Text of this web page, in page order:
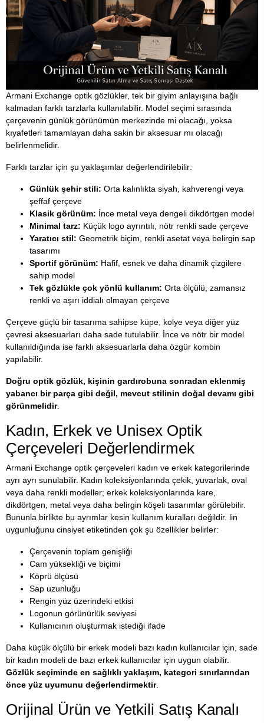
Armani Exchange optik gözlükler, tek bir giyim anlayışına bağlı
kalmadan farklı tarzlarla kullanılabilir. Model seçimi sırasında
çerçevenin günlük görünümün merkezinde mi olacağı, yoksa
kıyafetleri tamamlayan daha sakin bir aksesuar mı olacağı
belirlenmelidir.
Farklı tarzlar için şu yaklaşımlar değerlendirilebilir:
Günlük şehir stili: Orta kalınlıkta siyah, kahverengi veya
şeffaf çerçeve
Klasik görünüm: İnce metal veya dengeli dikdörtgen model
Minimal tarz: Küçük logo ayrıntılı, nötr renkli sade çerçeve
Yaratıcı stil: Geometrik biçim, renkli asetat veya belirgin sap
tasarımı
Sportif görünüm: Hafif, esnek ve daha dinamik çizgilere
sahip model
Tek gözlükle çok yönlü kullanım: Orta ölçülü, zamansız
renkli ve aşırı iddialı olmayan çerçeve
Çerçeve güçlü bir tasarıma sahipse küpe, kolye veya diğer yüz
çevresi aksesuarları daha sade tutulabilir. İnce ve nötr bir model
kullanıldığında ise farklı aksesuarlarla daha özgür kombin
yapılabilir.
Doğru optik gözlük, kişinin gardırobuna sonradan eklenmiş
yabancı bir parça gibi değil, mevcut stilinin doğal devamı gibi
görünmelidir.
Kadın, Erkek ve Unisex Optik
Çerçeveleri Değerlendirmek
Armani Exchange optik çerçeveleri kadın ve erkek kategorilerinde
ayrı ayrı sunulabilir. Kadın koleksiyonlarında çekik, yuvarlak, oval
veya daha renkli modeller; erkek koleksiyonlarında kare,
dikdörtgen, metal veya daha belirgin köşeli tasarımlar görülebilir.
Bununla birlikte bu ayrımlar kesin kullanım kuralları değildir. lin
uygunluğunu cinsiyet etiketinden çok şu özellikler belirler:
Çerçevenin toplam genişliği
Cam yüksekliği ve biçimi
Köprü ölçüsü
Sap uzunluğu
Rengin yüz üzerindeki etkisi
Logonun görünürlük seviyesi
Kullanıcının oluşturmak istediği ifade
Daha küçük ölçülü bir erkek modeli bazı kadın kullanıcılar için, sade
bir kadın modeli de bazı erkek kullanıcılar için uygun olabilir.
Gözlük seçiminde en sağlıklı yaklaşım, kategori sınırlarından
önce yüz uyumunu değerlendirmektir.
Orijinal Ürün ve Yetkili Satış Kanalı